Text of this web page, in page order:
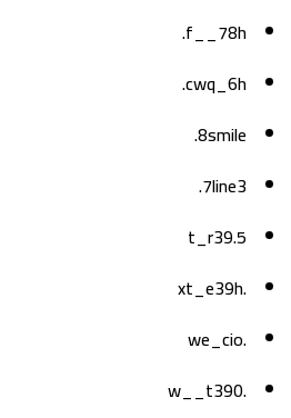
f__78h.
cwq_6h.
8smile.
7line3.
5.t_r39
.xt_e39h
.we_cio
.w__t390